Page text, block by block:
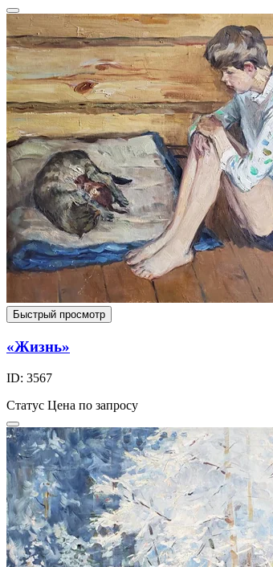
Быстрый просмотр
«Жизнь»
ID: 3567
Статус Цена по запросу